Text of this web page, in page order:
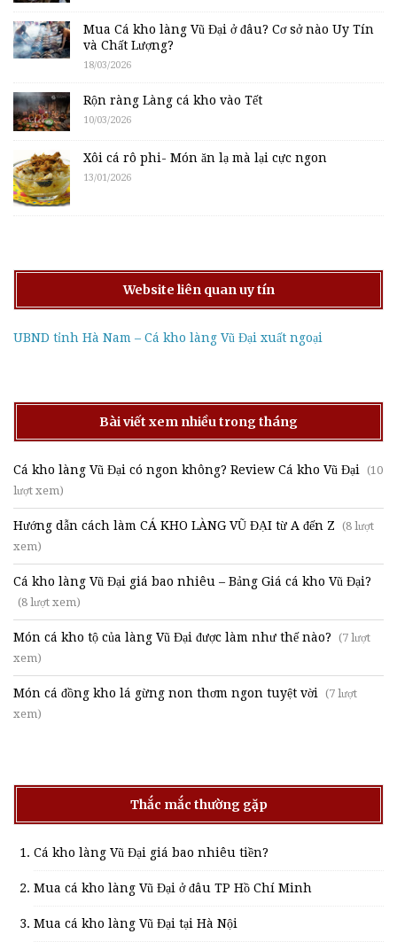
Mua Cá kho làng Vũ Đại ở đâu? Cơ sở nào Uy Tín
và Chất Lượng?
18/03/2026
Rộn ràng Làng cá kho vào Tết
10/03/2026
Xôi cá rô phi- Món ăn lạ mà lại cực ngon
13/01/2026
Website liên quan uy tín
UBND tỉnh Hà Nam – Cá kho làng Vũ Đại xuất ngoại
Bài viết xem nhiều trong tháng
Cá kho làng Vũ Đại có ngon không? Review Cá kho Vũ Đại (10
lượt xem)
Hướng dẫn cách làm CÁ KHO LÀNG VŨ ĐẠI từ A đến Z (8 lượt
xem)
Cá kho làng Vũ Đại giá bao nhiêu – Bảng Giá cá kho Vũ Đại?
(8 lượt xem)
Món cá kho tộ của làng Vũ Đại được làm như thế nào? (7 lượt
xem)
Món cá đồng kho lá gừng non thơm ngon tuyệt vời (7 lượt
xem)
Thắc mắc thường gặp
Cá kho làng Vũ Đại giá bao nhiêu tiền?
Mua cá kho làng Vũ Đại ở đâu TP Hồ Chí Minh
Mua cá kho làng Vũ Đại tại Hà Nội